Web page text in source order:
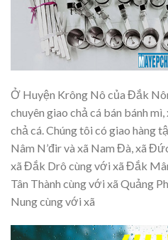
Ở Huyện Krông Nô của Đắk
chuyên giao chả cá bán bánh
chả cá. Chúng tôi có giao hàng
Nâm N’đir và xã Nam Đà, xã
xã Đắk Drô cùng với xã Đắk
Tân Thành cùng với xã Quảng
Nung cùng với xã